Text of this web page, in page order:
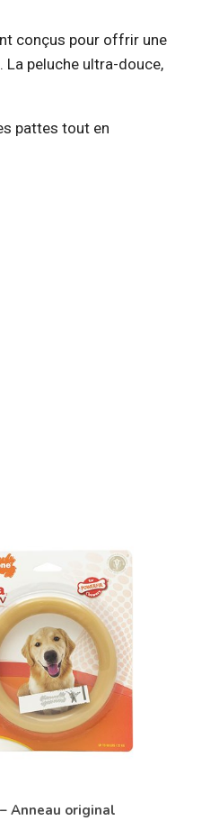
conçus pour offrir une
peluche ultra-douce,
pattes tout en
Anneau original